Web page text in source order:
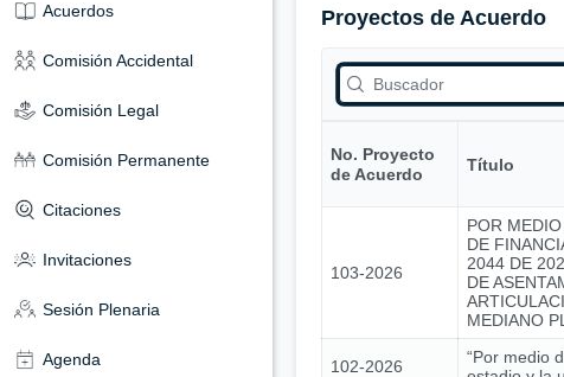
Acuerdos
Comisión Accidental
Comisión Legal
Comisión Permanente
Citaciones
Invitaciones
Sesión Plenaria
Agenda
Proyectos de Acuerdo
No. Proyecto
de Acuerdo
Título
103-2026
POR
DE
2044 DE
DE
MEDIANO
102-2026
“Por medio